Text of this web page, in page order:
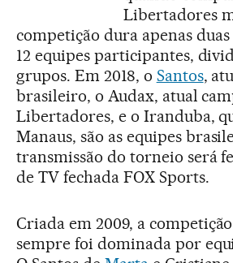
Libertadores
competição dura apenas
12 equipes participantes,
grupos. Em 2018, o Santos,
brasileiro, o Audax, atual
Libertadores, e o Iranduba,
Manaus, são as equipes
transmissão do torneio será
de TV fechada FOX Sports.
Criada em 2009, a
sempre foi dominada por